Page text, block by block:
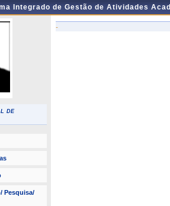
Integrado de Gestão de Atividades
de
Pesquisa/
-